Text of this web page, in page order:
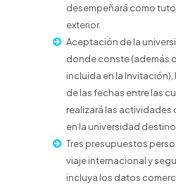
desempeñará como
exterior.
Aceptación de la
donde conste (además
incluida en la
de las fechas entre las
realizará las
en la universidad destino.
Tres presupuestos
viaje internacional y
incluya los datos